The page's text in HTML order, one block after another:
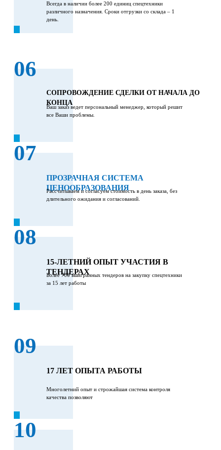
Всегда в наличии более 200 единиц спецтехники
различного назначения. Сроки отгрузки со склада – 1
день.
06
СОПРОВОЖДЕНИЕ СДЕЛКИ ОТ НАЧАЛА ДО
КОНЦА
Ваш заказ ведет персональный менеджер, который решит
все Ваши проблемы.
07
ПРОЗРАЧНАЯ СИСТЕМА
ЦЕНООБРАЗОВАНИЯ
Рассчитываем и согласуем стоимость в день заказа, без
длительного ожидания и согласований.
08
15-ЛЕТНИЙ ОПЫТ УЧАСТИЯ В
ТЕНДЕРАХ
Более 700 выигранных тендеров на закупку спецтехники
за 15 лет работы
09
17 ЛЕТ ОПЫТА РАБОТЫ
Многолетний опыт и строжайшая система контроля
качества позволяют
10